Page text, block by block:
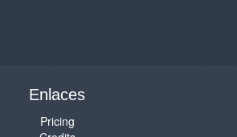
Enlaces
Pricing